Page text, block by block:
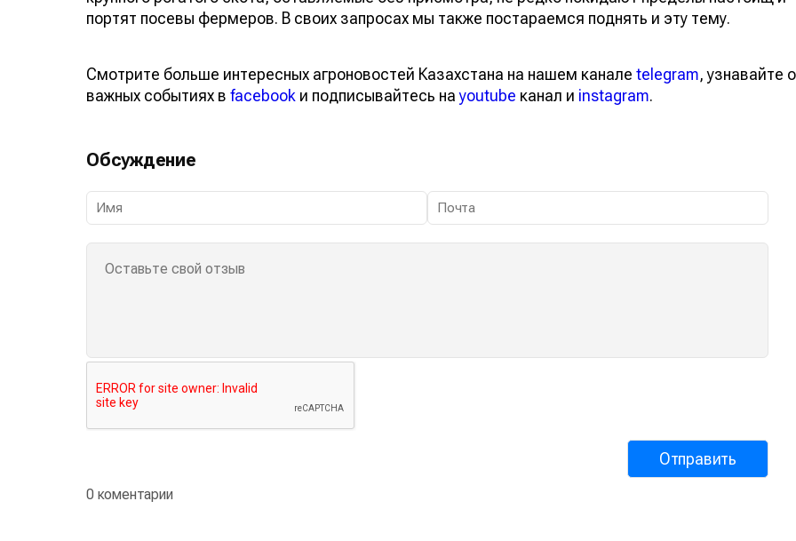
портят посевы фермеров. В своих запросах мы также постараемся поднять и эту тему.
Смотрите больше интересных агроновостей Казахстана на нашем канале telegram, узнавайте о
важных событиях в facebook и подписывайтесь наyoutube канал и instagram.
Обсуждение
0 коментарии